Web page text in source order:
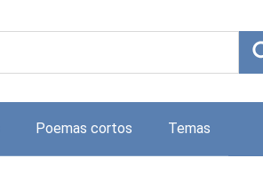
Poemas cortos Temas